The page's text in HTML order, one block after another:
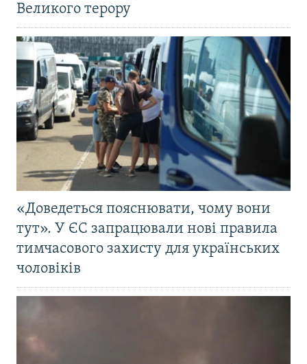
Великого терору
«Доведеться пояснювати, чому вони
тут». У ЄС запрацювали нові правила
тимчасового захисту для українських
чоловіків